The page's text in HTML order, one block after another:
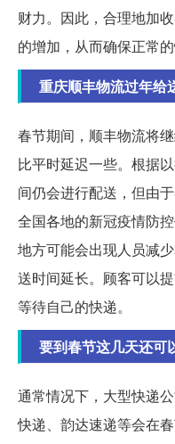
财力。因此，合理地加
的增加，从而确保正常的
重庆顺丰物流过年给
春节期间，顺丰物流将
比平时延迟一些。根据
间仍会进行配送，但由
全国各地的新冠疫情防
地方可能会出现人员减
送时间延长。顾客可以
等待自己的快递。
要到春节这几天还可
通常情况下，大型快递
快递、韵达速递等会在